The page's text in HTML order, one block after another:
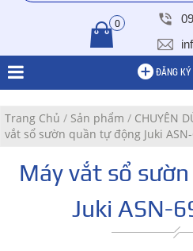
0
ĐĂNG KÝ
Trang Chủ / Sản phẩm / CHUYÊN
vắt sổ sườn quần tự động Juki
Máy vắt sổ
Juki ASN-